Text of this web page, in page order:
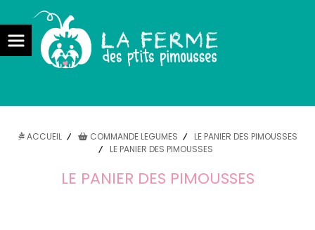
ACCUEIL COMMANDE LEGUMES
LE PANIER DES PIMOUSSES
LE PANIER DES PIMOUSSES
LE PANIER DES PIMOUSSES